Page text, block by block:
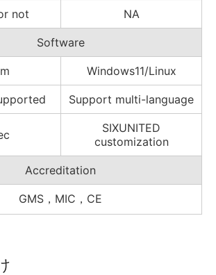
not NA
Software
Windows11/Linux
Support multi-language
SIXUNITED
customization
Accreditation
GMS，MIC，CE